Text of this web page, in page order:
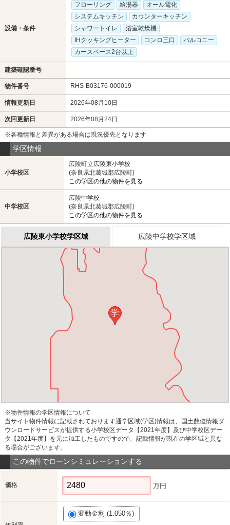
設備・条件
フローリング 給湯器
オール電化
システムキッチン
カウンターキッチン
シャワートイレ
浴室乾燥機
IHクッキングヒーター
コンロ三口
バルコニー
カースペース2台以上
建築確認番号
物件番号 RHS-B03176-000019
情報更新日 2026年08月10日
次回更新日 2026年08月24日
※各種情報と差異がある場合は現況優先となります
学区情報
小学校区
広陵町立広陵東小学校
(奈良県北葛城郡広陵町)
この学区の他の物件を見る
中学校区
広陵中学校
(奈良県北葛城郡広陵町)
この学区の他の物件を見る
広陵東小学校学区域 広陵中学校学区域
学
※物件情報の学区情報について
当サイト物件情報に記載されております通学区域(学区)情報は、国土数値情報ダ
ウンロードサービスが提供する小学校区データ【2021年度】及び中学校区デー
タ【2021年度】を元に加工したものですので、記載情報が現在の学区域と異な
る場合がございます。
この物件でローンシミュレーションする
価格 万円
変動金利 (1.050％)